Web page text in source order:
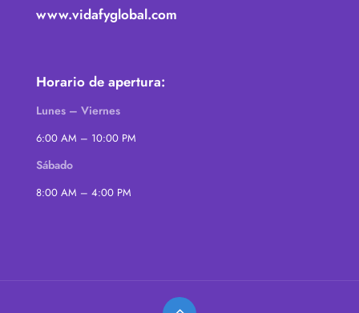
www.vidafyglobal.com
Horario de apertura:
Lunes – Viernes
6:00 AM – 10:00 PM
Sábado
8:00 AM – 4:00 PM